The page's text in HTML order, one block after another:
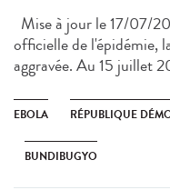
Mise à jour le 17/07/
officielle de l'épidémie,
aggravée. Au 15 juillet
EBOLA RÉPUBLIQUE
BUNDIBUGYO